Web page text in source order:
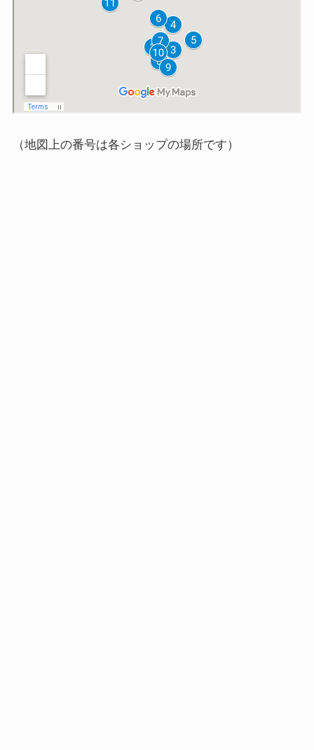
（地図上の番号は各ショップの場所です）